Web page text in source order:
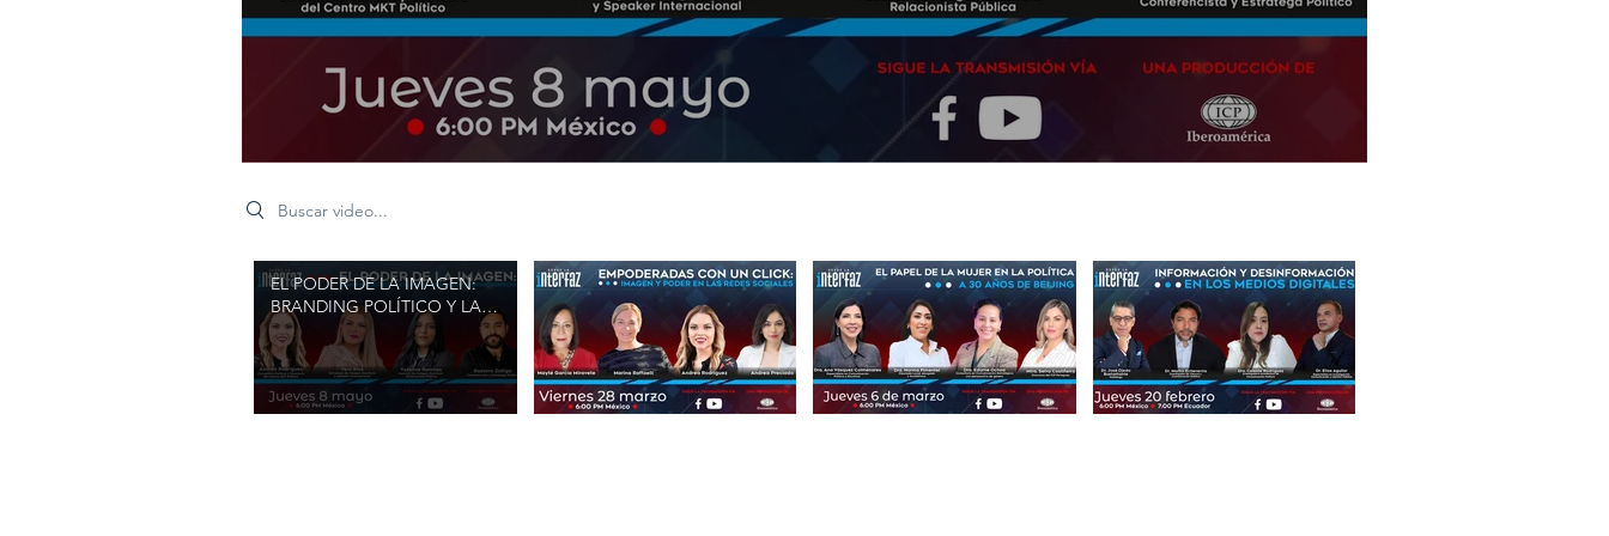
Search videos
EL PODER DE LA IMAGEN:
BRANDING POLÍTICO Y LA
CONSTRUCCIÓN DE UN
CANDIDATO PERFECTO.